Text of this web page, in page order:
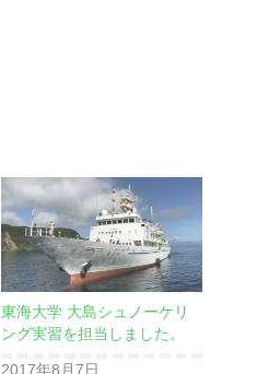
東海大学 大島シュノーケリ
ング実習を担当しました。
2017年8月7日